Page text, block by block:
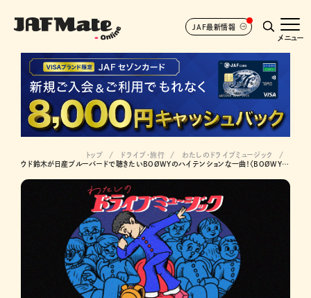
JAF最新情報
メニュー
トップ ドライブ･旅行
わたしのドライブミュージック
ウド鈴木が日産ブルーバードで聴きたいBOØWYのハイテンションな一曲！〈BOØWY / B・BLUE〉